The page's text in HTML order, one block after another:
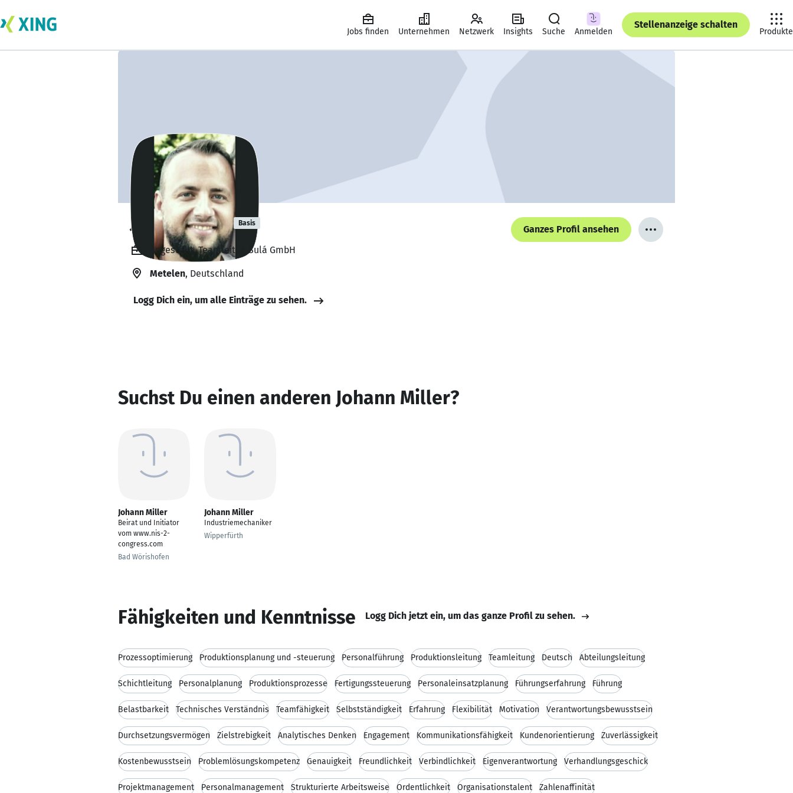
Jobs finden Unternehmen Netzwerk Insights Suche Anmelden
Stellenanzeige schalten
Produkte
Johann Miller Basis
Ganzes Profil ansehen
Angestellt, Teamleiter, Sulá GmbH
Metelen, Deutschland
Logg Dich ein, um alle Einträge zu sehen.
Suchst Du einen anderen Johann Miller?
Johann Miller
Beirat und Initiator
vom www.nis-2-
congress.com
Bad Wörishofen
Johann Miller
Industriemechaniker
Wipperfürth
Fähigkeiten und Kenntnisse Logg Dich jetzt ein, um das ganze Profil zu sehen.
Prozessoptimierung Produktionsplanung und -steuerung Personalführung Produktionsleitung Teamleitung Deutsch Abteilungsleitung
Schichtleitung Personalplanung Produktionsprozesse Fertigungssteuerung Personaleinsatzplanung Führungserfahrung Führung
Belastbarkeit Technisches Verständnis Teamfähigkeit Selbstständigkeit Erfahrung Flexibilität Motivation Verantwortungsbewusstsein
Durchsetzungsvermögen Zielstrebigkeit Analytisches Denken Engagement Kommunikationsfähigkeit Kundenorientierung Zuverlässigkeit
Kostenbewusstsein Problemlösungskompetenz Genauigkeit Freundlichkeit Verbindlichkeit Eigenverantwortung Verhandlungsgeschick
Projektmanagement Personalmanagement Strukturierte Arbeitsweise Ordentlichkeit Organisationstalent Zahlenaffinität